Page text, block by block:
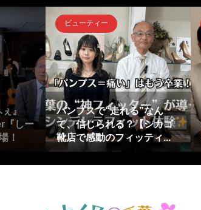
』
『しー
！
ビューティー
パンプスで“走れる”なん
て、信じられる？【シカゴ
靴店で感動のフィッティ...